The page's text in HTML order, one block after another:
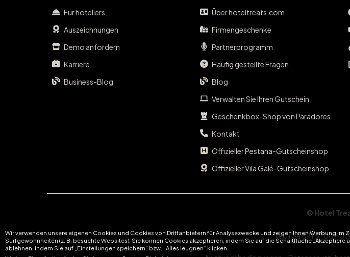
Wir verwenden unsere eigenen Cookies und Cookies von Drittanbietern für Analysezwecke und zeigen Ihnen Werbung im
Surfgewohnheiten (z. B. besuchte Websites). Sie können Cookies akzeptieren, indem Sie auf die Schaltfläche
ablehnen, indem Sie auf „Einstellungen speichern“ bzw. „Alles leugnen“ klicken.
Für hoteliers
Auszeichnungen
Demo anfordern
Karriere
Business-Blog
Über hoteltreats.com
Firmengeschenke
Partnerprogramm
Häufig gestellte Fragen
Blog
Verwalten Sie Ihren Gutschein
Geschenkbox-Shop von Paradores
Kontakt
Offizieller Pestana-Gutscheinshop
Offizieller Vila Galé-Gutscheinshop
© Hotel
Tel: +34 871 51 00 40